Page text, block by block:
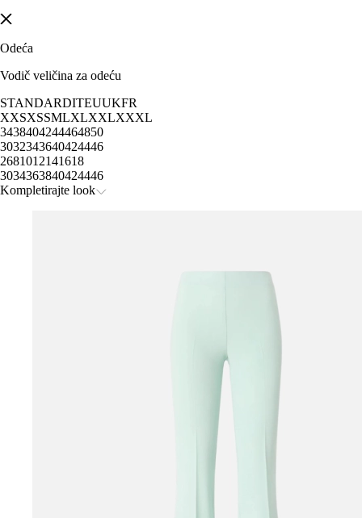
Odeća
Vodič veličina za odeću
STANDARDITEUUKFR
XXSXSSMLXLXXLXXXL
3438404244464850
3032343640424446
2681012141618
3034363840424446
Kompletirajte look